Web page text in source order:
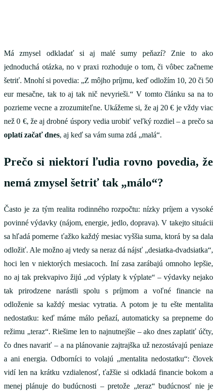
Má zmysel odkladať si aj malé sumy peňazí? Znie to ako
jednoduchá otázka, no v praxi rozhoduje o tom, či vôbec začneme
šetriť. Mnohí si povedia: „Z môjho príjmu, keď odložím 10, 20 či 50
eur mesačne, tak to aj tak nič nevyrieši.“ V tomto článku sa na to
pozrieme vecne a zrozumiteľne. Ukážeme si, že aj 20 € je vždy viac
než 0 €, že aj drobné úspory vedia urobiť veľký rozdiel – a prečo sa
oplatí začať dnes, aj keď sa vám suma zdá „malá“.
Prečo si niektorí ľudia rovno povedia, že
nemá zmysel šetriť tak „málo“?
Často je za tým realita rodinného rozpočtu: nízky príjem a vysoké
povinné výdavky (nájom, energie, jedlo, doprava). V takejto situácii
sa hľadá pomerne ťažko každý mesiac vyššia suma, ktorá by sa dala
odložiť. Ale možno aj vtedy sa neraz dá nájsť „desiatka-dvadsiatka“,
hoci len v niektorých mesiacoch. Iní zasa zarábajú omnoho lepšie,
no aj tak prekvapivo žijú „od výplaty k výplate“ – výdavky nejako
tak prirodzene narástli spolu s príjmom a voľné financie na
odloženie sa každý mesiac vytratia. A potom je tu ešte mentalita
nedostatku: keď máme málo peňazí, automaticky sa prepneme do
režimu „teraz“. Riešime len to najnutnejšie – ako dnes zaplatiť účty,
čo dnes navariť – a na plánovanie zajtrajška už nezostávajú peniaze
a ani energia. Odborníci to volajú „mentalita nedostatku“: človek
vidí len na krátku vzdialenosť, ťažšie si odkladá financie bokom a
menej plánuje do budúcnosti – pretože „teraz“ budúcnosť nie je